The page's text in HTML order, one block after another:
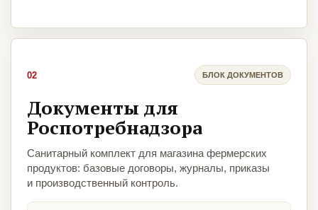
02 БЛОК ДОКУМЕНТОВ
Документы для
Роспотребнадзора
Санитарный комплект для магазина фермерских
продуктов: базовые договоры, журналы, приказы
и производственный контроль.